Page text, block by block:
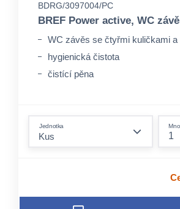
BDRG/3097004/PC
BREF Power active, WC
WC závěs se čtyřmi
hygienická čistota
čistící pěna
Jednotka